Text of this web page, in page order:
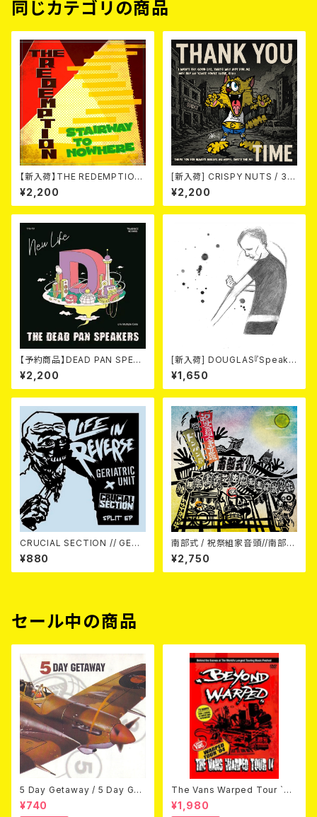
同じカテゴリの商品
【新入荷】THE REDEMPTION
/ STAIRWAY TO NOWHERE/
RED ROSE (7")
¥2,200
[新入荷] CRISPY NUTS / 30t
h Anniversary Vol.1 (7"EP)
¥2,200
【予約商品】DEAD PAN SPEAK
ERS / New Life (7") 【7月8
日発売】
¥2,200
[新入荷] DOUGLAS『Speak
Out Face』 (7"EP)
¥1,650
CRUCIAL SECTION // GERI
ATRIC UNIT / Life In Rever
¥880
南部式 / 祝祭組家音頭//南部式
¥2,750
セール中の商品
5 Day Getaway / 5 Day Get
away (CDEP)
¥740
The Vans Warped Tour `04
Beyond Warped (国内盤DV
D)
¥1,980